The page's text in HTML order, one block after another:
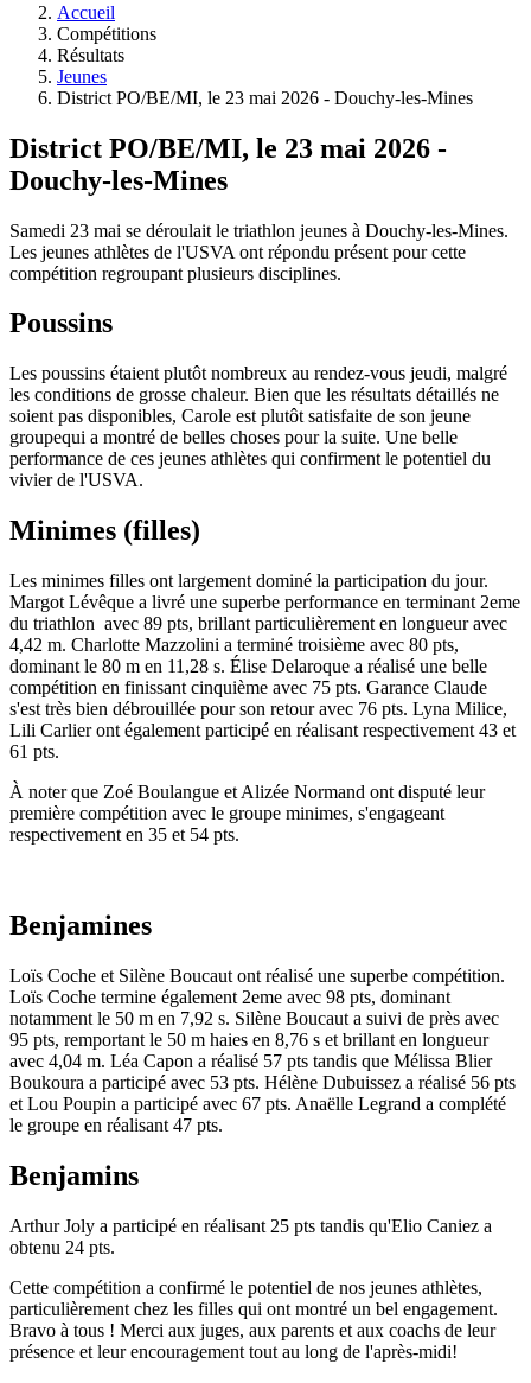
Accueil
Compétitions
Résultats
Jeunes
District PO/BE/MI, le 23 mai 2026 - Douchy-les-Mines
District PO/BE/MI, le 23 mai 2026 -
Douchy-les-Mines
Samedi 23 mai se déroulait le triathlon jeunes à Douchy-les-Mines.
Les jeunes athlètes de l'USVA ont répondu présent pour cette
compétition regroupant plusieurs disciplines.
Poussins
Les poussins étaient plutôt nombreux au rendez-vous jeudi, malgré
les conditions de grosse chaleur. Bien que les résultats détaillés ne
soient pas disponibles, Carole est plutôt satisfaite de son jeune
groupequi a montré de belles choses pour la suite. Une belle
performance de ces jeunes athlètes qui confirment le potentiel du
vivier de l'USVA.
Minimes (filles)
Les minimes filles ont largement dominé la participation du jour.
Margot Lévêque a livré une superbe performance en terminant 2eme
du triathlon avec 89 pts, brillant particulièrement en longueur avec
4,42 m. Charlotte Mazzolini a terminé troisième avec 80 pts,
dominant le 80 m en 11,28 s. Élise Delaroque a réalisé une belle
compétition en finissant cinquième avec 75 pts. Garance Claude
s'est très bien débrouillée pour son retour avec 76 pts. Lyna Milice,
Lili Carlier ont également participé en réalisant respectivement 43 et
61 pts.
À noter que Zoé Boulangue et Alizée Normand ont disputé leur
première compétition avec le groupe minimes, s'engageant
respectivement en 35 et 54 pts.
Benjamines
Loïs Coche et Silène Boucaut ont réalisé une superbe compétition.
Loïs Coche termine également 2eme avec 98 pts, dominant
notamment le 50 m en 7,92 s. Silène Boucaut a suivi de près avec
95 pts, remportant le 50 m haies en 8,76 s et brillant en longueur
avec 4,04 m. Léa Capon a réalisé 57 pts tandis que Mélissa Blier
Boukoura a participé avec 53 pts. Hélène Dubuissez a réalisé 56 pts
et Lou Poupin a participé avec 67 pts. Anaëlle Legrand a complété
le groupe en réalisant 47 pts.
Benjamins
Arthur Joly a participé en réalisant 25 pts tandis qu'Elio Caniez a
obtenu 24 pts.
Cette compétition a confirmé le potentiel de nos jeunes athlètes,
particulièrement chez les filles qui ont montré un bel engagement.
Bravo à tous ! Merci aux juges, aux parents et aux coachs de leur
présence et leur encouragement tout au long de l'après-midi!